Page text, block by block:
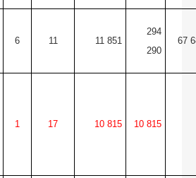
6 11 11 851
294
290
67
1 17 10 815 10 815